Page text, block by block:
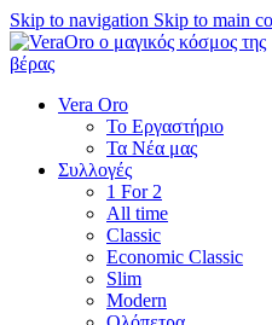
Skip to navigation Skip to main
Vera Oro
Το Εργαστήριο
Τα Νέα μας
Συλλογές
1 For 2
All time
Classic
Economic Classic
Slim
Modern